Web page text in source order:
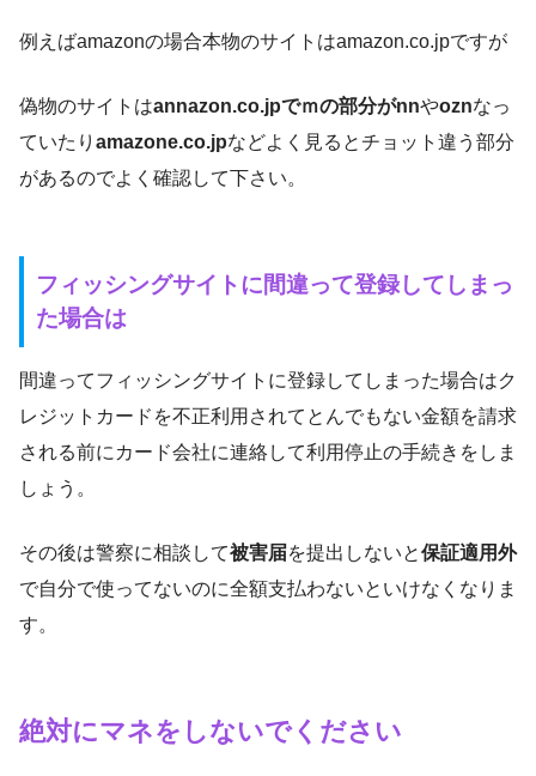
例えばamazonの場合本物のサイトはamazon.co.jpですが
偽物のサイトはannazon.co.jpでｍの部分がnnやoznなっ
ていたり amazone.co.jpなどよく見るとチョット違う部分
があるのでよく確認して下さい。
フィッシングサイトに間違って登録してしまっ
た場合は
間違ってフィッシングサイトに登録してしまった場合はク
レジットカードを不正利用されてとんでもない金額を請求
される前にカード会社に連絡して利用停止の手続きをしま
しょう。
その後は警察に相談して被害届を提出しないと保証適用外
で自分で使ってないのに全額支払わないといけなくなりま
す。
絶対にマネをしないでください